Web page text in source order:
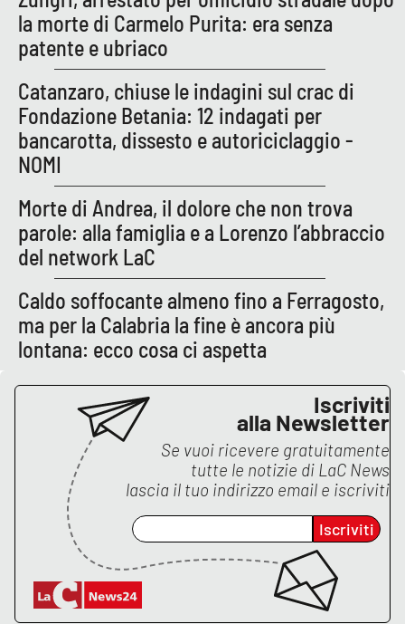
Vibo Valentia
Reggio Calabria
Cosenza
Lamezia Terme
PROGETTI
SPECIALI
Buona Sanità Calabria
LA
CALABRIAVISIONE
Storie
LAC
NETWORK
la morte di Carmelo Purita: era senza
patente e ubriaco
Catanzaro, chiuse le indagini sul crac di
Fondazione Betania: 12 indagati per
bancarotta, dissesto e autoriciclaggio -
NOMI
Morte di Andrea, il dolore che non trova
parole: alla famiglia e a Lorenzo l’abbraccio
del network LaC
Caldo soffocante almeno fino a Ferragosto,
ma per la Calabria la fine è ancora più
lontana: ecco cosa ci aspetta
Iscriviti
alla Newsletter
Se vuoi ricevere gratuitamente
tutte le notizie di LaC News
lascia il tuo indirizzo email e iscriviti
Iscriviti